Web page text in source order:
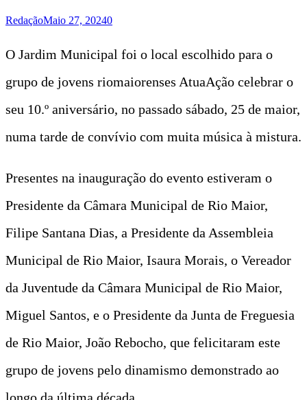
RedaçãoMaio 27, 20240
O Jardim Municipal foi o local escolhido para o
grupo de jovens riomaiorenses AtuaAção celebrar o
seu 10.º aniversário, no passado sábado, 25 de maior,
numa tarde de convívio com muita música à mistura.
Presentes na inauguração do evento estiveram o
Presidente da Câmara Municipal de Rio Maior,
Filipe Santana Dias, a Presidente da Assembleia
Municipal de Rio Maior, Isaura Morais, o Vereador
da Juventude da Câmara Municipal de Rio Maior,
Miguel Santos, e o Presidente da Junta de Freguesia
de Rio Maior, João Rebocho, que felicitaram este
grupo de jovens pelo dinamismo demonstrado ao